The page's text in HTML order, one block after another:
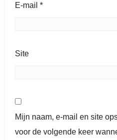
E-mail *
Site
Mijn naam, e-mail en site
voor de volgende keer